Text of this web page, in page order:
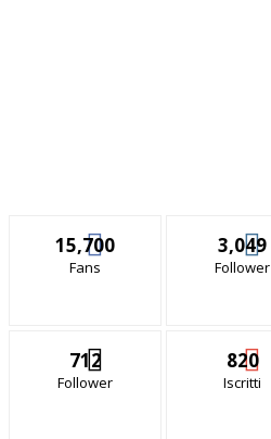
15,700
Fans
3,049
Follower
712
Follower
820
Iscritti